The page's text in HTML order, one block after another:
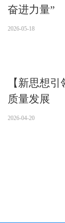
奋进力量”
2026-05-18
【新思想
质量发展
2026-04-20